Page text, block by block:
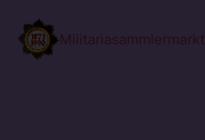
Militariasammlermarkt